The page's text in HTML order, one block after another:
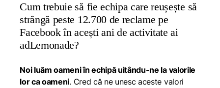
Cum trebuie să fie echipa care reușește să
strângă peste 12.700 de reclame pe
Facebook în acești ani de activitate ai
adLemonade?
Noi luăm oameni în echipă uitându-ne la valorile
lor ca oameni. Cred că ne unesc aceste valori